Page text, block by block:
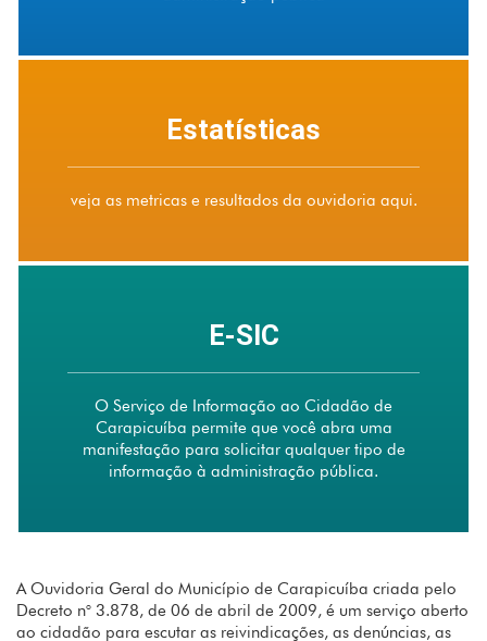
Estatísticas
veja as metricas e resultados da ouvidoria aqui.
E-SIC
O Serviço de Informação ao Cidadão de
Carapicuíba permite que você abra uma
manifestação para solicitar qualquer tipo de
informação à administração pública.
A Ouvidoria Geral do Município de Carapicuíba criada pelo
Decreto n° 3.878, de 06 de abril de 2009, é um serviço aberto
ao cidadão para escutar as reivindicações, as denúncias, as